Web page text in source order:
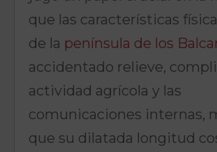
que las características
de la península de los
accidentado relieve,
actividad agrícola y las
comunicaciones internas,
que su dilatada longitud